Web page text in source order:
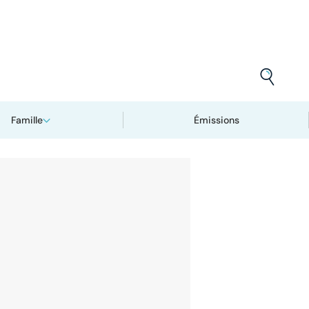
Famille Émissions